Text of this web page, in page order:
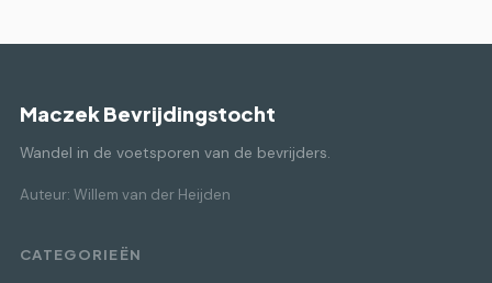
Maczek Bevrijdingstocht
Wandel in de voetsporen van de bevrijders.
Auteur: Willem van der Heijden
CATEGORIEËN